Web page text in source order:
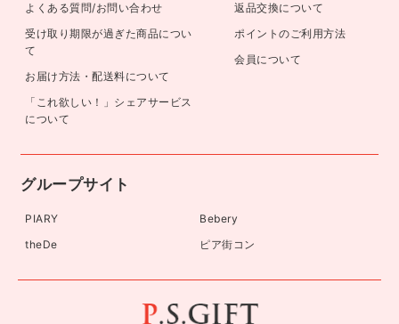
よくある質問/お問い合わせ
受け取り期限が過ぎた商品につい
て
お届け方法・配送料について
「これ欲しい！」シェアサービス
について
返品交換について
ポイントのご利用方法
会員について
グループサイト
PIARY
Bebery
theDe
ピア街コン